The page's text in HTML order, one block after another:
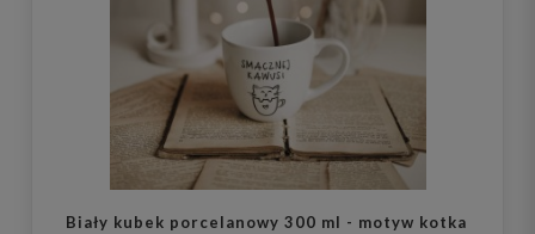
Biały kubek porcelanowy 300 ml - motyw kotka